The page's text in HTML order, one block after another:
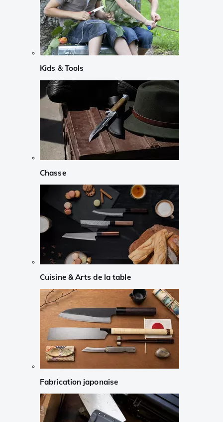
Kids & Tools
Chasse
Cuisine & Arts de la table
Fabrication japonaise